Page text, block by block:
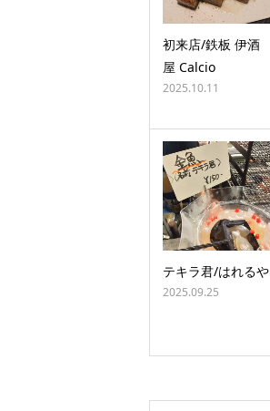
初来店/鉄板 伊酒
屋 Calcio
2025.10.11
テキラ君/はれるや
2025.09.25